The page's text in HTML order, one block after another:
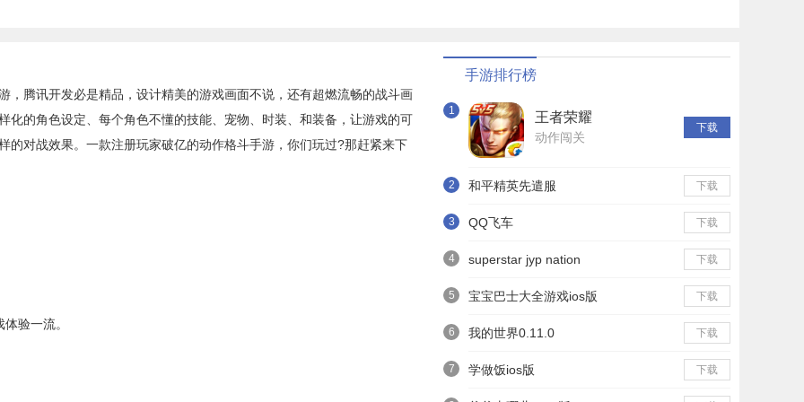
讯开发必是精品，设计精美的游戏画面不说，还有超燃流畅的战斗画
化的角色设定、每个角色不懂的技能、宠物、时装、和装备，让游戏的可
的对战效果。一款注册玩家破亿的动作格斗手游，你们玩过?那赶紧来下
验一流。
手游排行榜
1 王者荣耀
动作闯关
下载
2 和平精英先遣服 下载
3 QQ飞车 下载
4 superstar jyp nation 下载
5 宝宝巴士大全游戏ios版 下载
6 我的世界0.11.0 下载
7 学做饭ios版 下载